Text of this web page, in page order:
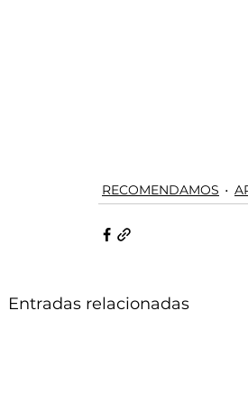
RECOMENDAMOS
Entradas relacionadas